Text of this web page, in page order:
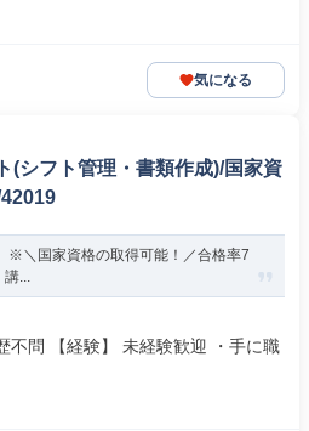
気になる
(シフト管理・書類作成)/国家資
※＼国家資格の取得可能！／合格率7
講...
不問 【経験】 未経験歓迎 ・手に職